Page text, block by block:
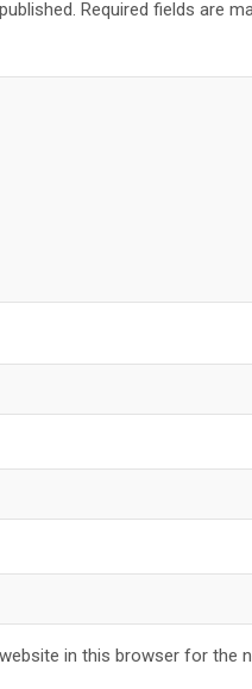
Required fields are
in this browser for the